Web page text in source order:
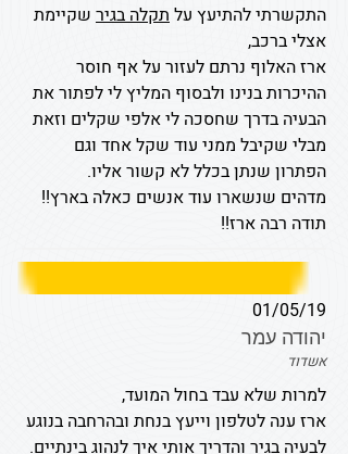
התקשרתי להתיעץ על תקלה בגיר שקיימת
אצלי ברכב,
ארז האלוף נרתם לעזור על אף חוסר
ההיכרות בנינו ולבסוף המליץ לי לפתור את
הבעיה בדרך שחסכה לי אלפי שקלים וזאת
מבלי שקיבל ממני עוד שקל אחד וגם
הפתרון שנתן בכלל לא קשור אליו.
מדהים שנשארו עוד אנשים כאלה בארץ!!
תודה רבה ארז!!
01/05/19
יהודה עמר
אשדוד
למרות שלא עבד בחול המועד,
ארז ענה לטלפון וייעץ בנחת ובהרחבה בנוגע
לבעיה בגיר והדריך אותי איך לנהוג בינתיים.